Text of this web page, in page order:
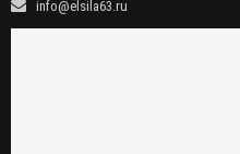
info@elsila63.ru